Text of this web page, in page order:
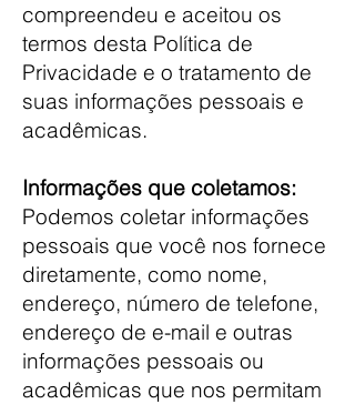
compreendeu e aceitou os
termos desta Política de
Privacidade e o tratamento de
suas informações pessoais e
acadêmicas.
Informações que coletamos:
Podemos coletar informações
pessoais que você nos fornece
diretamente, como nome,
endereço, número de telefone,
endereço de e-mail e outras
informações pessoais ou
acadêmicas que nos permitam